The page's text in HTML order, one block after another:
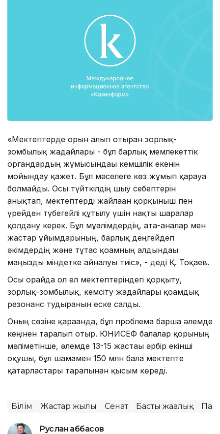
«Мектептерде орын алып отырған зорлық-
зомбылық жағдайлары - бұл барлық мемлекеттік
органдардың жұмысындағы кемшілік екенін
мойындау қажет. Бұл мәселеге көз жұмып қарауға
болмайды. Осы түйткілдің шығу себептерін
анықтап, мектептерді жайлаған қорқыныш пен
үрейден түбегейлі құтылу үшін нақты шаралар
қолдану керек. Бұл мұғалімдердің, ата-аналар мен
жастар ұйымдарының, барлық деңгейдегі
әкімдердің және тұтас қоғамның алдындағы
маңызды міндетке айналуы тиіс», - деді Қ. Тоқаев.
Осы орайда ол ел мектептеріндегі қорқыту,
зорлық-зомбылық, кемсіту жағдайлары қоғамдық
резонанс тудырғанын еске салды.
Оның сөзіне қарағанда, бұл проблема барша әлемде
кеңінен таралып отыр. ЮНИСЕФ балалар қорының
мәліметінше, әлемде 13-15 жастағы әрбір екінші
оқушы, бұл шамамен 150 млн бала мектепте
қатарластары тарапынан қысым көреді.
Білім Жастар жылы Сенат Басты жаңалық
Руслан Ғаббасов